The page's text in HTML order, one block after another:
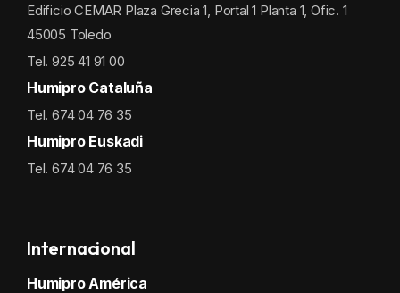
Edificio CEMAR Plaza Grecia 1, Portal 1 Planta 1, Ofic. 1
45005 Toledo
Tel. 925 41 91 00
Humipro Cataluña
Tel. 674 04 76 35
Humipro Euskadi
Tel. 674 04 76 35
Internacional
Humipro América